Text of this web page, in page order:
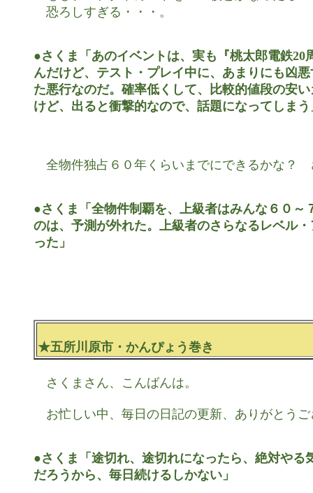
恐ろしすぎる・・・。
●さくま「あのイベントは、実も『桃太郎電鉄20
んだけど、テスト・プレイ中に、あまりにも凶
た悪行なのだ。確率低くして、比較的値段の安
けど、出ると衝撃的なので、話題になってしまう
全物件独占６０年くらいまでにできるかな？
●さくま「全物件制覇を、上級者はみんな６０～
のは、予測が外れた。上級者のさらなるレベル
った」
★五所川原市・かんぴょう巻き
さくまさん、こんばんは。
お忙しい中、毎日の日記の更新、ありがとうご
●さくま「途切れ、途切れになったら、絶対やる
だろうから、毎日続けるしかない」